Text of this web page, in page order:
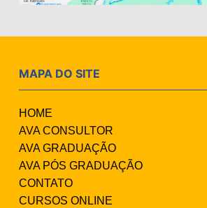
MAPA DO SITE
HOME
AVA CONSULTOR
AVA GRADUAÇÃO
AVA PÓS GRADUAÇÃO
CONTATO
CURSOS ONLINE